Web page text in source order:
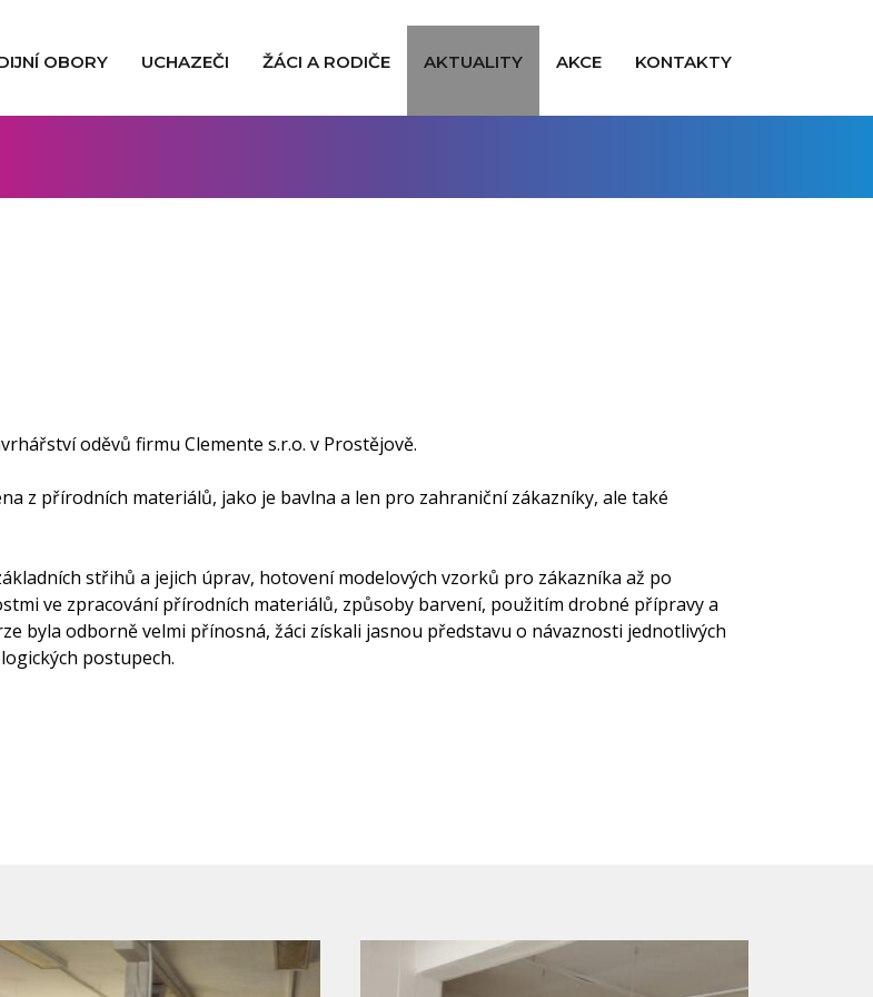
OBORY UCHAZEČI ŽÁCI A RODIČE AKTUALITY AKCE KONTAKTY
oděvů firmu Clemente s.r.o. v Prostějově.
z přírodních materiálů, jako je bavlna a len pro zahraniční zákazníky, ale také
střihů a jejich úprav, hotovení modelových vzorků pro zákazníka až po
ve zpracování přírodních materiálů, způsoby barvení, použitím drobné přípravy a
byla odborně velmi přínosná, žáci získali jasnou představu o návaznosti jednotlivých
postupech.